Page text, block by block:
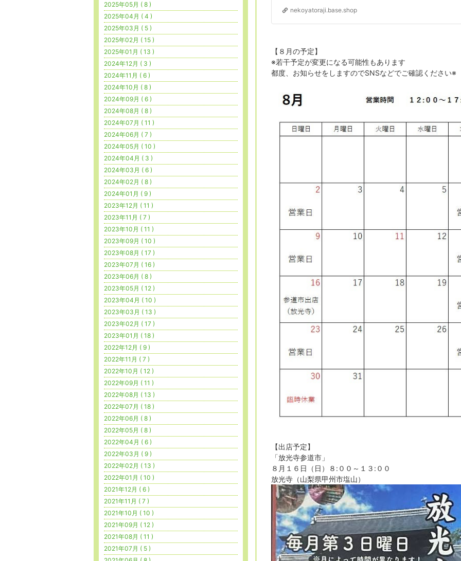
nekoyatoraji.base.shop
【８月の予定】
※若干予定が変更になる可能性もあります
都度、お知らせをしますのでSNSなどでご確認ください※
【出店予定】
「放光寺参道市」
８月１６日（日）８:００～１３:００
放光寺（山梨県甲州市塩山）
2025年05月 ( 8 )
2025年04月 ( 4 )
2025年03月 ( 5 )
2025年02月 ( 15 )
2025年01月 ( 13 )
2024年12月 ( 3 )
2024年11月 ( 6 )
2024年10月 ( 8 )
2024年09月 ( 6 )
2024年08月 ( 8 )
2024年07月 ( 11 )
2024年06月 ( 7 )
2024年05月 ( 10 )
2024年04月 ( 3 )
2024年03月 ( 6 )
2024年02月 ( 8 )
2024年01月 ( 9 )
2023年12月 ( 11 )
2023年11月 ( 7 )
2023年10月 ( 11 )
2023年09月 ( 10 )
2023年08月 ( 17 )
2023年07月 ( 16 )
2023年06月 ( 8 )
2023年05月 ( 12 )
2023年04月 ( 10 )
2023年03月 ( 13 )
2023年02月 ( 17 )
2023年01月 ( 18 )
2022年12月 ( 9 )
2022年11月 ( 7 )
2022年10月 ( 12 )
2022年09月 ( 11 )
2022年08月 ( 13 )
2022年07月 ( 18 )
2022年06月 ( 8 )
2022年05月 ( 8 )
2022年04月 ( 6 )
2022年03月 ( 9 )
2022年02月 ( 13 )
2022年01月 ( 10 )
2021年12月 ( 6 )
2021年11月 ( 7 )
2021年10月 ( 10 )
2021年09月 ( 12 )
2021年08月 ( 11 )
2021年07月 ( 5 )